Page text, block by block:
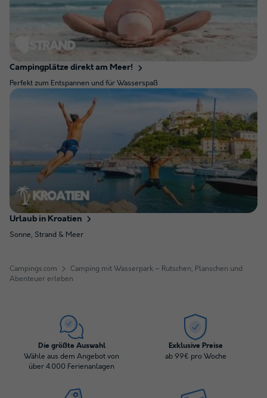
Campings.com
Camping mit Wasserpark – Rutschen, Planschen und
Abenteuer erleben
Campingplätze direkt am Meer!
Perfekt zum Entspannen und für Wasserspaß
Urlaub in Kroatien
Sonne, Strand & Meer
Die größte Auswahl
Wähle aus dem Angebot von
über 4.000 Ferienanlagen
Exklusive Preise
ab 99€ pro Woche